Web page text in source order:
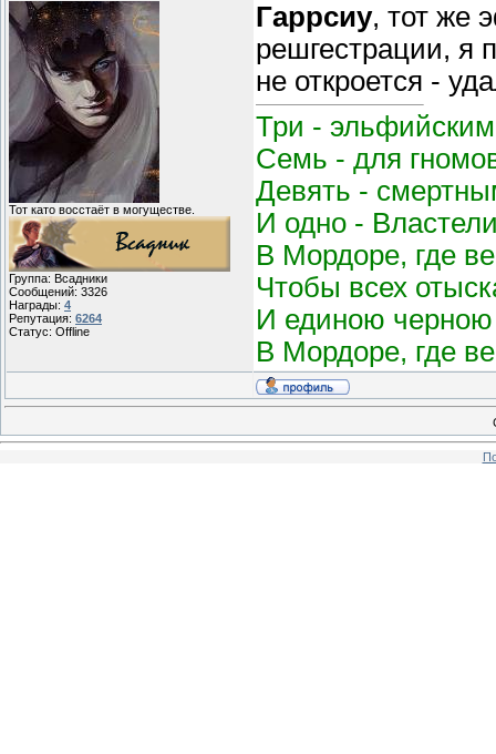
Тот като восстаёт в могуществе.
Группа: Всадники
Сообщений: 3326
Награды: 4
Репутация: 6264
Статус: Offline
Гаррсиу, тот же
решгестрации, я
не откроется -
Три -
Семь - для
Девять -
И одно -
В Мордоре, где
Чтобы всех
И единою черною
В Мордоре, где